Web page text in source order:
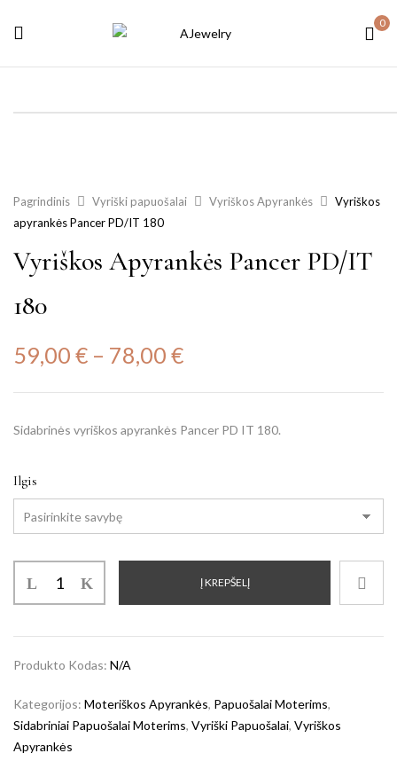
0
Pagrindinis Vyriški papuošalai Vyriškos Apyrankės
Vyriškos
apyrankės Pancer PD/IT 180
Vyriškos Apyrankės Pancer PD/IT
180
59,00 € – 78,00 €
Sidabrinės vyriškos apyrankės Pancer PD IT 180.
Ilgis
Į KREPŠELĮ
Produkto Kodas: N/A
Kategorijos: Moteriškos Apyrankės, Papuošalai Moterims,
Sidabriniai Papuošalai Moterims, Vyriški Papuošalai, Vyriškos
Apyrankės